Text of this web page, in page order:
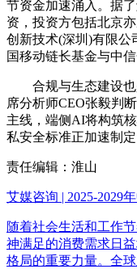
节资金加速涌入。据
资，投资方包括北京
创新技术(深圳)有限公
国移动链长基金与中信
合规与生态建设也
席分析师CEO张毅判
主线，端侧AI将构筑
私安全标准正加速制
责任编辑：淮山
艾媒咨询 | 2025-2029
随着社会生活和工作
神满足的消费需求日
格局的重要力量。全